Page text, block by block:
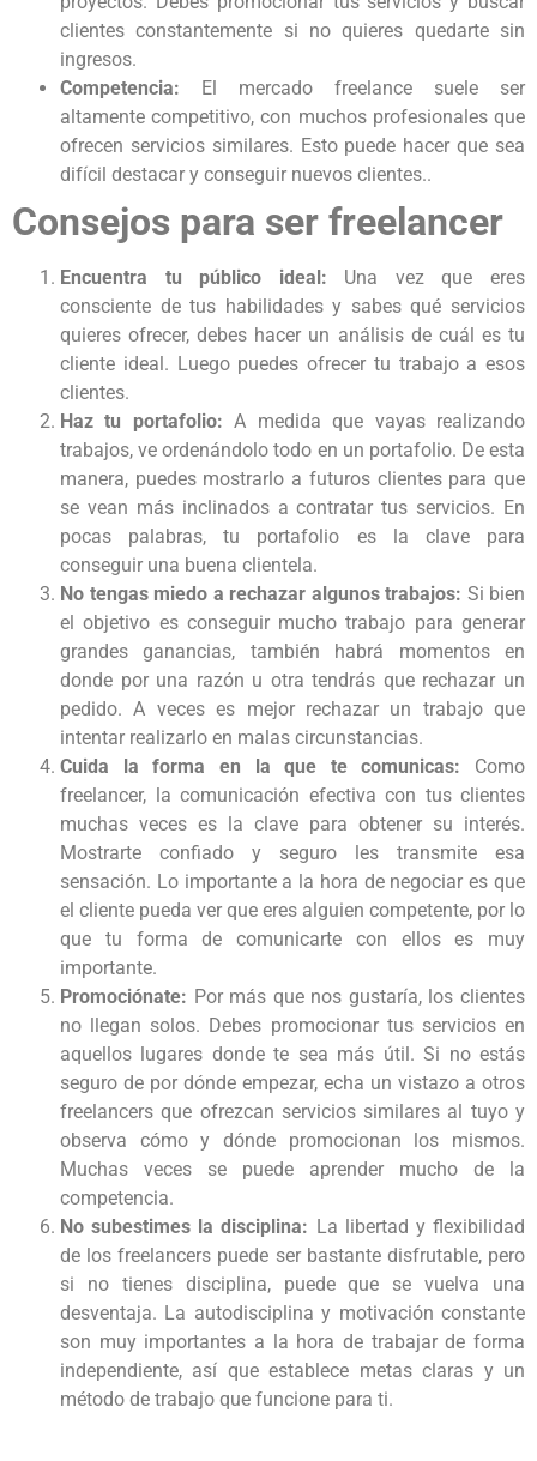
clientes constantemente si no quieres quedarte sin
ingresos.
Competencia: El mercado freelance suele ser
altamente competitivo, con muchos profesionales que
ofrecen servicios similares. Esto puede hacer que sea
difícil destacar y conseguir nuevos clientes..
Consejos para ser freelancer
Encuentra tu público ideal: Una vez que eres
consciente de tus habilidades y sabes qué servicios
quieres ofrecer, debes hacer un análisis de cuál es tu
cliente ideal. Luego puedes ofrecer tu trabajo a esos
clientes.
Haz tu portafolio:A medida que vayas realizando
trabajos, ve ordenándolo todo en un portafolio. De esta
manera, puedes mostrarlo a futuros clientes para que
se vean más inclinados a contratar tus servicios. En
pocas palabras, tu portafolio es la clave para
conseguir una buena clientela.
No tengas miedo a rechazar algunos trabajos: Si bien
el objetivo es conseguir mucho trabajo para generar
grandes ganancias, también habrá momentos en
donde por una razón u otra tendrás que rechazar un
pedido. A veces es mejor rechazar un trabajo que
intentar realizarlo en malas circunstancias.
Cuida la forma en la que te comunicas: Como
freelancer, la comunicación efectiva con tus clientes
muchas veces es la clave para obtener su interés.
Mostrarte confiado y seguro les transmite esa
sensación. Lo importante a la hora de negociar es que
el cliente pueda ver que eres alguien competente, por lo
que tu forma de comunicarte con ellos es muy
importante.
Promociónate: Por más que nos gustaría, los clientes
no llegan solos. Debes promocionar tus servicios en
aquellos lugares donde te sea más útil. Si no estás
seguro de por dónde empezar, echa un vistazo a otros
freelancers que ofrezcan servicios similares al tuyo y
observa cómo y dónde promocionan los mismos.
Muchas veces se puede aprender mucho de la
competencia.
No subestimes la disciplina: La libertad y flexibilidad
de los freelancers puede ser bastante disfrutable, pero
si no tienes disciplina, puede que se vuelva una
desventaja. La autodisciplina y motivación constante
son muy importantes a la hora de trabajar de forma
independiente, así que establece metas claras y un
método de trabajo que funcione para ti.